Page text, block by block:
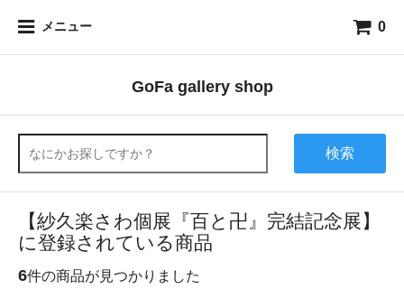
メニュー 0
GoFa gallery shop
検索
【紗久楽さわ個展『百と卍』完結記念展】
に登録されている商品
6件の商品が見つかりました